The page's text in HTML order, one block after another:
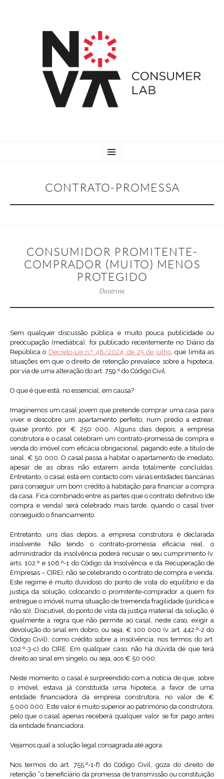
TO
CONTRATO-PROMESSA
CONSUMIDOR PROMITENTE-
COMPRADOR (MUITO) MENOS
PROTEGIDO
Doutrina
Sem qualquer discussão pública e muito pouca publicidade ou
preocupação (mediática), foi publicado recentemente no Diário da
República o Decreto-Lei n.º 48/2024, de 25 de julho, que limita as
situações em que o direito de retenção prevalece sobre a hipoteca,
por via de uma alteração do art. 759.º do Código Civil.
O que é que está, no essencial, em causa?
Imaginemos um casal jovem que pretende comprar uma casa para
viver e descobre um apartamento perfeito, num prédio a estrear,
quase pronto, por € 250 000. Alguns dias depois, a empresa
construtora e o casal celebram um contrato-promessa de compra e
venda do imóvel com eficácia obrigacional, pagando este, a título de
sinal, € 50 000. O casal passa a habitar o apartamento de imediato,
apesar de as obras não estarem ainda totalmente concluídas.
Entretanto, o casal está em contacto com várias entidades bancárias
para conseguir um bom crédito à habitação para financiar a compra
da casa. Fica combinado entre as partes que o contrato definitivo (de
compra e venda) será celebrado mais tarde, quando o casal tiver
conseguido o financiamento.
Entretanto, uns dias depois, a empresa construtora é declarada
insolvente. Não tendo o contrato-promessa eficácia real, o
administrador da insolvência poderá recusar o seu cumprimento (v.
arts. 102.º e 106.º-1 do Código da Insolvência e da Recuperação de
Empresas – CIRE), não se celebrando o contrato de compra e venda.
Este regime é muito duvidoso do ponto de vista do equilíbrio e da
justiça da solução, colocando o promitente-comprador a quem foi
entregue o imóvel numa situação de tremenda fragilidade (jurídica e
não só). Discutível, do ponto de vista da justiça material da solução, é
igualmente a regra que não permite ao casal, neste caso, exigir a
devolução do sinal em dobro, ou seja, € 100 000 (v. art. 442.º-2 do
Código Civil), como crédito sobre a insolvência, nos termos do art.
102.º-3-c) do CIRE. Em qualquer caso, não há dúvida de que terá
direito ao sinal em singelo, ou seja, aos € 50 000.
Neste momento, o casal é surpreendido com a notícia de que, sobre
o imóvel, estava já constituída uma hipoteca, a favor de uma
entidade financiadora da empresa construtora, no valor de €
5 000 000. Este valor é muito superior ao património da construtora,
pelo que o casal apenas receberá qualquer valor se for pago antes
da entidade financiadora.
Vejamos qual a solução legal consagrada até agora.
Nos termos do art. 755.º-1-f) do Código Civil, goza do direito de
retenção “o beneficiário da promessa de transmissão ou constituição